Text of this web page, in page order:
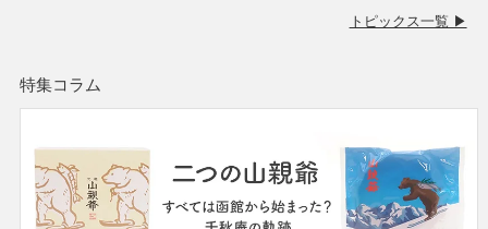
トピックス一覧 ▶
特集コラム